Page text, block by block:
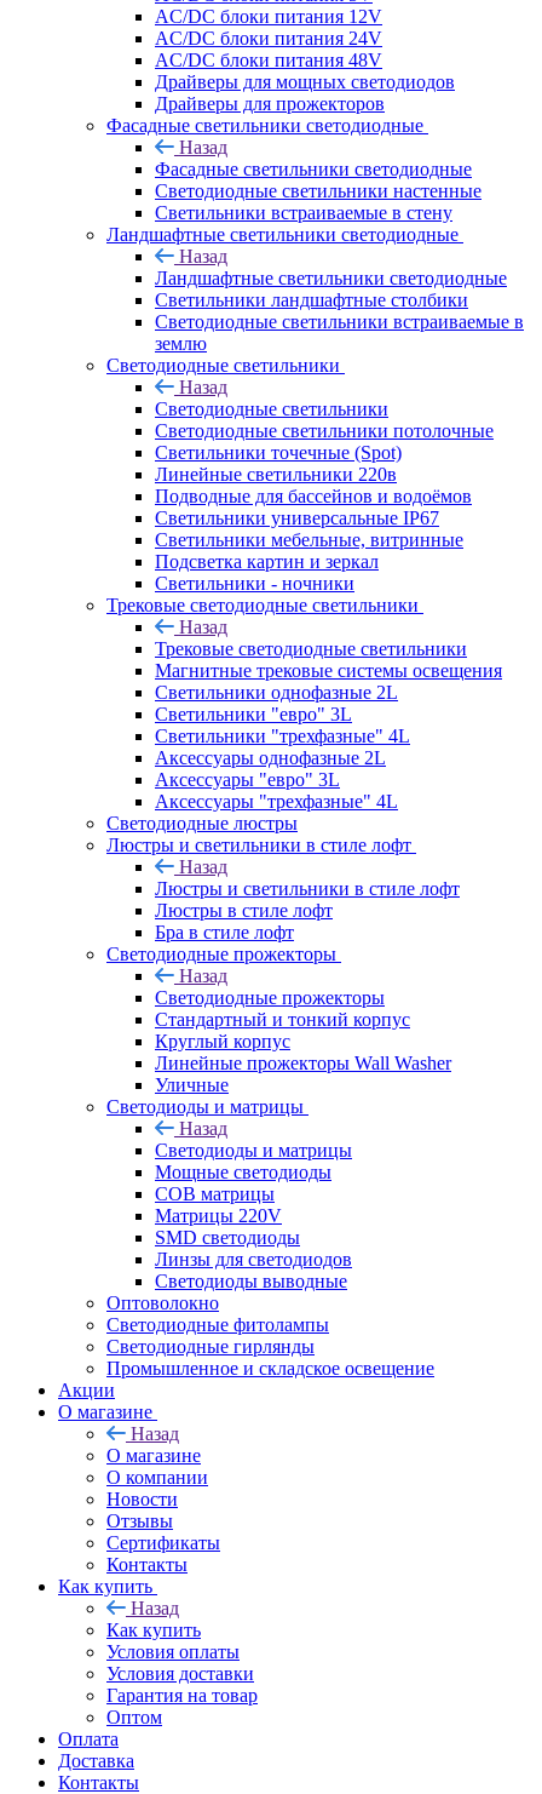
AC/DC блоки питания 12V
AC/DC блоки питания 24V
AC/DC блоки питания 48V
Драйверы для мощных светодиодов
Драйверы для прожекторов
Фасадные светильники светодиодные
Назад
Фасадные светильники светодиодные
Светодиодные светильники настенные
Светильники встраиваемые в стену
Ландшафтные светильники светодиодные
Назад
Ландшафтные светильники светодиодные
Светильники ландшафтные столбики
Светодиодные светильники встраиваемые в
землю
Светодиодные светильники
Назад
Светодиодные светильники
Светодиодные светильники потолочные
Светильники точечные (Spot)
Линейные светильники 220в
Подводные для бассейнов и водоёмов
Светильники универсальные IP67
Светильники мебельные, витринные
Подсветка картин и зеркал
Светильники - ночники
Трековые светодиодные светильники
Назад
Трековые светодиодные светильники
Магнитные трековые системы освещения
Светильники однофазные 2L
Светильники "евро" 3L
Светильники "трехфазные" 4L
Аксессуары однофазные 2L
Аксессуары "евро" 3L
Аксессуары "трехфазные" 4L
Светодиодные люстры
Люстры и светильники в стиле лофт
Назад
Люстры и светильники в стиле лофт
Люстры в стиле лофт
Бра в стиле лофт
Светодиодные прожекторы
Назад
Светодиодные прожекторы
Стандартный и тонкий корпус
Круглый корпус
Линейные прожекторы Wall Washer
Уличные
Светодиоды и матрицы
Назад
Светодиоды и матрицы
Мощные светодиоды
COB матрицы
Матрицы 220V
SMD светодиоды
Линзы для светодиодов
Светодиоды выводные
Оптоволокно
Светодиодные фитолампы
Светодиодные гирлянды
Промышленное и складское освещение
Акции
О магазине
Назад
О магазине
О компании
Новости
Отзывы
Сертификаты
Контакты
Как купить
Назад
Как купить
Условия оплаты
Условия доставки
Гарантия на товар
Оптом
Оплата
Доставка
Контакты